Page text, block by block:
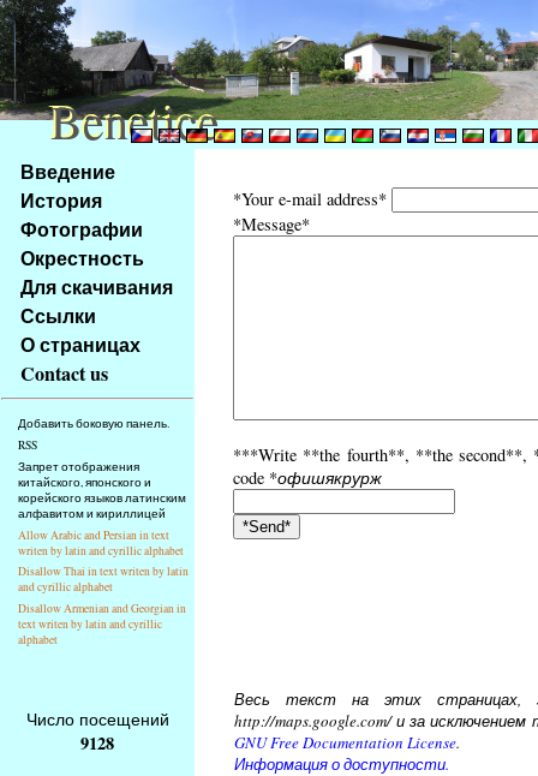
Na
obsah
stránky
Klávesové
zkratky
tomto
webu
základní
strana
Введение
История
Фотографии
Окрестность
Для скачивания
Ссылки
О страницах
Contact us
Добавить боковую панель.
RSS
Запрет отображения
китайского, японского и
корейского языков латинским
алфавитом и кириллицей
Allow Arabic and Persian in text
writen by latin and cyrillic alphabet
Disallow Thai in text writen by latin
and cyrillic alphabet
Disallow Armenian and Georgian in
text writen by latin and cyrillic
alphabet
*Your e-mail address*
*Message*
***Write **the fourth**, **the second**,
code *офишякрурж
Число посещений
9128
Весь текст на этих страницах,
http://maps.google.com/ и за
GNU Free Documentation License.
Информация о доступности.
Benetice
Benetice